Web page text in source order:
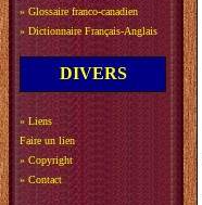
» Glossaire franco-canadien
» Dictionnaire Français-Anglais
DIVERS
» Liens
Faire un lien
» Copyright
» Contact